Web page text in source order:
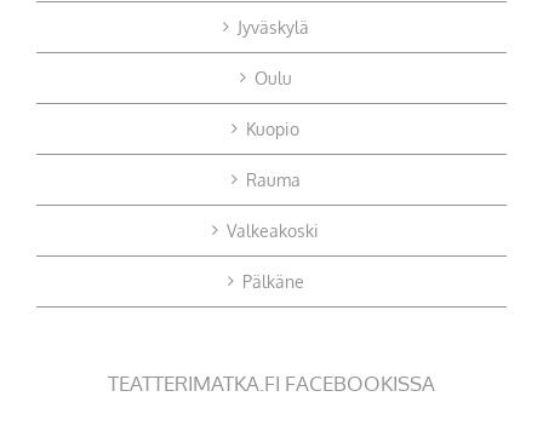
Jyväskylä
Oulu
Kuopio
Rauma
Valkeakoski
Pälkäne
TEATTERIMATKA.FI FACEBOOKISSA